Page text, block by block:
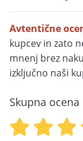
Avtentične
kupcev in zato
mnenj brez
izključno naši
Skupna ocena